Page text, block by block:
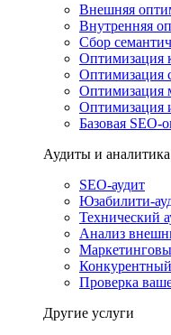
Внешняя
Внутренняя
Сбор
Оптимизация
Оптимизация
Оптимизация
Оптимизация
Базовая SEO-
Аудиты и аналитика
SEO-аудит
Юзабилити-
Технический
Анализ
Проверка
Другие услуги